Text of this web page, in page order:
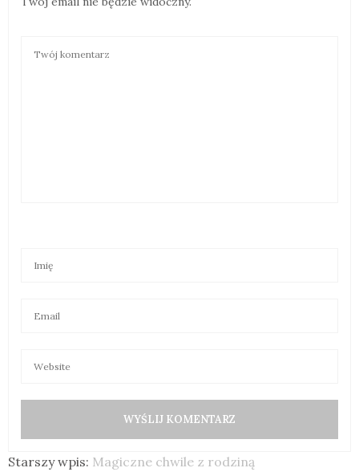
Starszy wpis: Magiczne chwile z rodziną